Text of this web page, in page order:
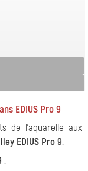
EDIUS Pro 9
de l'aquarelle aux
EDIUS Pro 9.
: